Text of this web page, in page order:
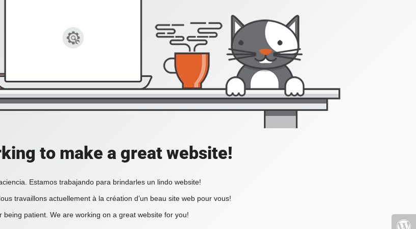
to make a great website!
Estamos trabajando para brindarles un lindo website!
travaillons actuellement à la création d’un beau site web pour vous!
being patient. We are working on a great website for you!